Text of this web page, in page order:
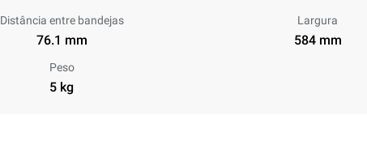
Distância entre bandejas
76.1 mm
Largura
584 mm
Peso
5 kg